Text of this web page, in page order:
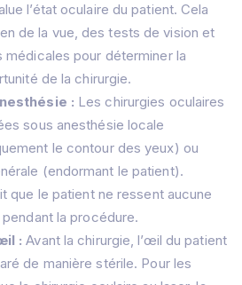
l’état oculaire du patient.Cela
de la vue, des tests de vision et
médicales pour déterminer la
de la chirurgie.
: Les chirurgies oculaires
sous anesthésie locale
le contour des yeux) ou
(endormant le patient).
que le patient ne ressent aucune
la procédure.
: Avant la chirurgie, l’œil du patient
de manière stérile. Pour les